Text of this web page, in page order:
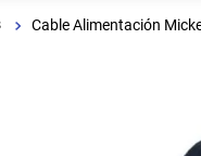
Cable Alimentación